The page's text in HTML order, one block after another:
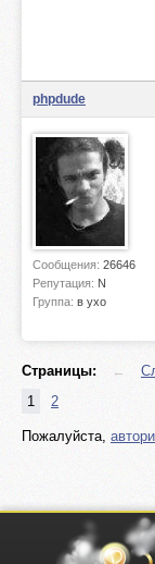
phpdude
Сообщения: 26646
Репутация: N
Группа: в ухо
Страницы: ←
1
2
Пожалуйста,